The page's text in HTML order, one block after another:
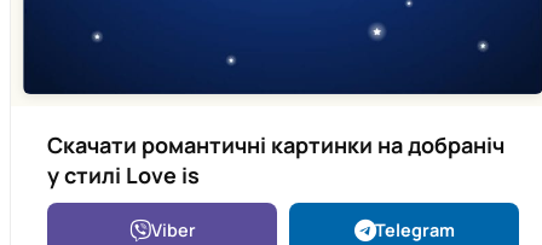
Скачати романтичні картинки на добраніч
у стилі Love is
Viber Telegram